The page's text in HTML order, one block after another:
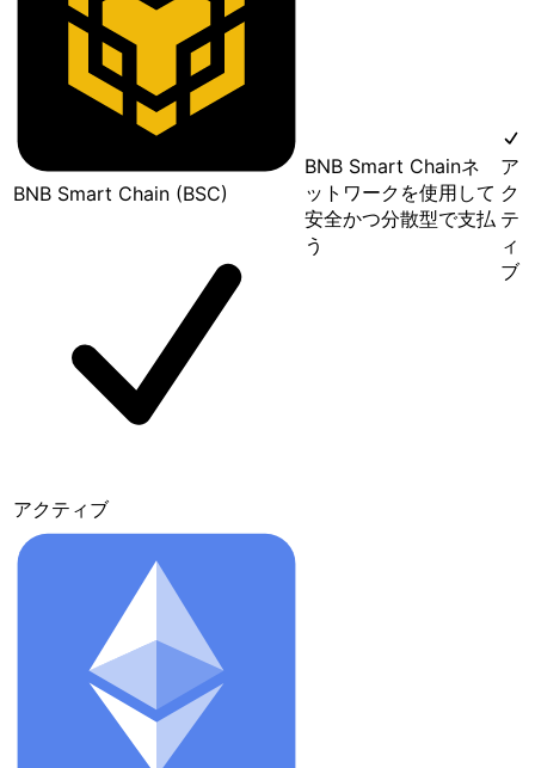
BNB Smart Chain (BSC)
アクティブ
BNB Smart Chainネ
ットワークを使用して
安全かつ分散型で支払
う
ア
ク
テ
ィ
ブ